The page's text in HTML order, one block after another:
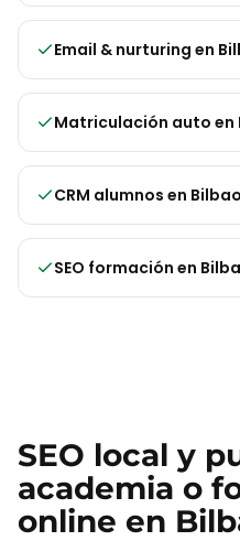
Email & nurturing en
Matriculación auto en
CRM alumnos en Bilbao
SEO formación en
SEO local y
academia o
online en